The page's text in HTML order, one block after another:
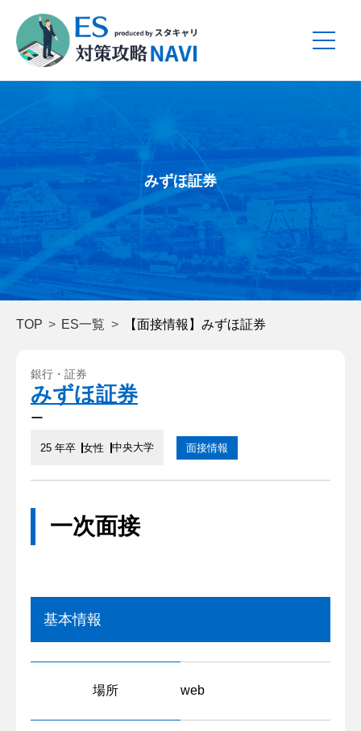
みずほ証券
TOP ES一覧 【面接情報】みずほ証券
銀行・証券
みずほ証券
ー
25 年卒 女性 中央大学 面接情報
一次面接
基本情報
場所 web